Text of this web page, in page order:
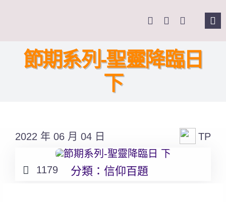
節期系列-聖靈降臨日
下
2022 年 06 月 04 日 TP
1179 分類：信仰百題